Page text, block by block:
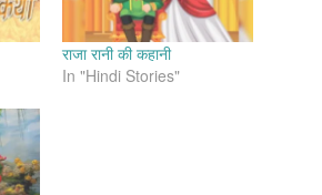
राजा रानी की कहानी
In "Hindi Stories"